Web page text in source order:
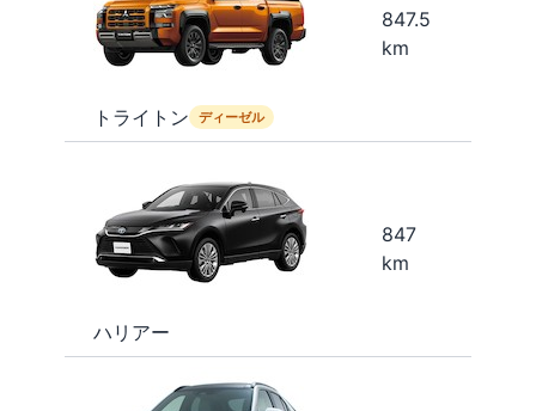
トライトン ディーゼル
847.5
km
ハリアー
847
km